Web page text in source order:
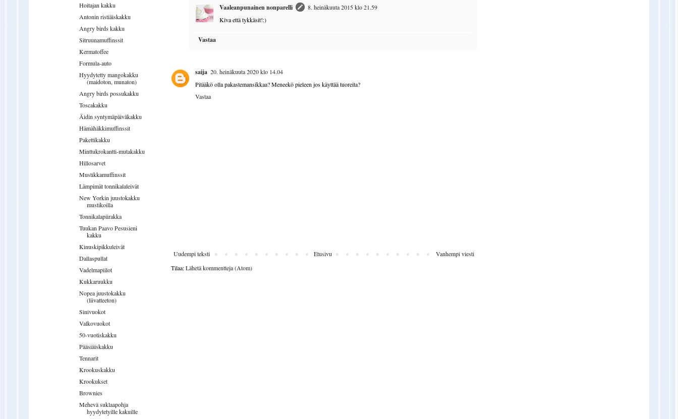
Vaaleanpunainen nonparelli
8. heinäkuuta 2015 klo 21.59
Kiva että tykkäsit!:)
Vastaa
saija 20. heinäkuuta 2020 klo 14.04
Pitääkö olla pakastemansikkaa? Meneekö pieleen jos käyttää tuoreita?
Vastaa
Uudempi teksti Vanhempi viesti
Etusivu
Tilaa:Lähetä kommentteja (Atom)
Hoitajan kakku
Antonin ristiäiskakku
Angry birds kakku
Sitruunamuffinssit
Kermatoffee
Formula-auto
Hyydytetty mangokakku
(maidoton, munaton)
Angry birds possukakku
Toscakakku
Äidin syntymäpäiväkakku
Hämähäkkimuffinssit
Pakettikakku
Minttukrokantti-mutakakku
Hillosarvet
Mustikkamuffinssit
Lämpimät tonnikalaleivät
New Yorkin juustokakku
mustikoilla
Tonnikalapiirakka
Tuukan Paavo Pesusieni
kakku
Kinuskipikkuleivät
Dallaspullat
Vadelmapiilot
Kukkaruukku
Nopea juustokakku
(liivatteeton)
Sinivuokot
Valkovuokot
50-vuotiskakku
Pääsiäiskakku
Tennarit
Krookuskakku
Krookukset
Brownies
Mehevä suklaapohja
hyydytetyille kakuille